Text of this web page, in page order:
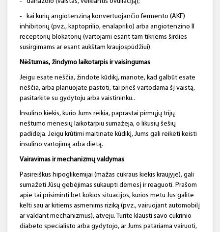
-
kai kurių angiotenziną konvertuojančio fermento (AKF)
inhibitorių (pvz., kaptoprilio, enalaprilio) arba angiotenzino II
receptorių blokatorių (vartojami esant tam tikriems širdies
susirgimams ar esant aukštam kraujospūdžiui).
Nėštumas, žindymo laikotarpis ir vaisingumas
Jeigu esate nėščia, žindote kūdikį, manote, kad galbūt esate
nėščia, arba planuojate pastoti, tai prieš vartodama šį vaistą,
pasitarkite su gydytoju arba vaistininku..
Insulino kiekis, kurio Jums reikia, paprastai pirmųjų trijų
nėštumo mėnesių laikotarpiu sumažėja, o likusių šešių
padidėja. Jeigu krūtimi maitinate kūdikį, Jums gali reikėti keisti
insulino vartojimą arba dietą.
Vairavimas ir mechanizmų valdymas
Pasireiškus hipoglikemijai (mažas cukraus kiekis kraujyje), gali
sumažėti Jūsų gebėjimas sukaupti dėmesį ir reaguoti. Prašom
apie tai prisiminti bet kokios situacijos, kurios metu Jūs galite
kelti sau ar kitiems asmenims riziką (pvz., vairuojant automobilį
ar valdant mechanizmus), atveju. Turite klausti savo cukrinio
diabeto specialisto arba gydytojo, ar Jums patariama vairuoti,